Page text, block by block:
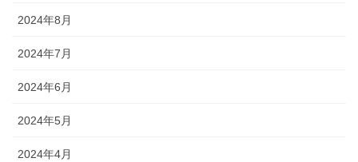
2024年8月
2024年7月
2024年6月
2024年5月
2024年4月